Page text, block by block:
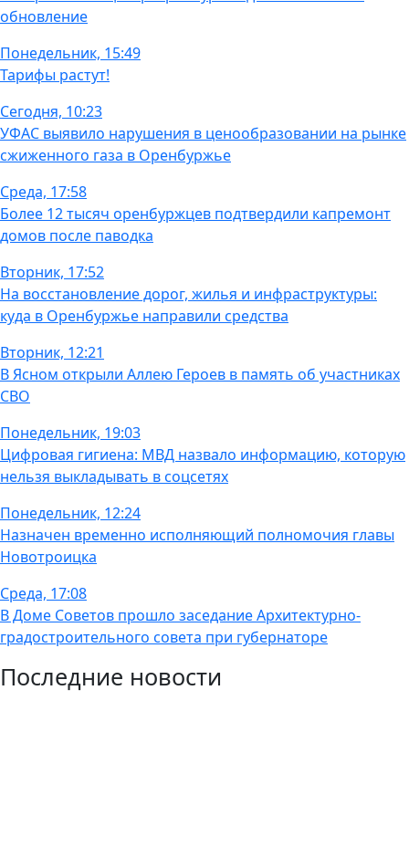
обновление
Понедельник, 15:49
Тарифы растут!
Сегодня, 10:23
УФАС выявило нарушения в ценообразовании на рынке
сжиженного газа в Оренбуржье
Среда, 17:58
Более 12 тысяч оренбуржцев подтвердили капремонт
домов после паводка
Вторник, 17:52
На восстановление дорог, жилья и инфраструктуры:
куда в Оренбуржье направили средства
Вторник, 12:21
В Ясном открыли Аллею Героев в память об участниках
СВО
Понедельник, 19:03
Цифровая гигиена: МВД назвало информацию, которую
нельзя выкладывать в соцсетях
Понедельник, 12:24
Назначен временно исполняющий полномочия главы
Новотроицка
Среда, 17:08
В Доме Советов прошло заседание Архитектурно-
градостроительного совета при губернаторе
Последние новости